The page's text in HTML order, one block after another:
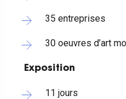
35 entreprises
30 oeuvres d’art
Exposition
11 jours